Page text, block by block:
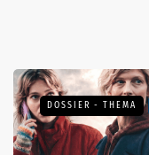
DOSSIER - THEMA